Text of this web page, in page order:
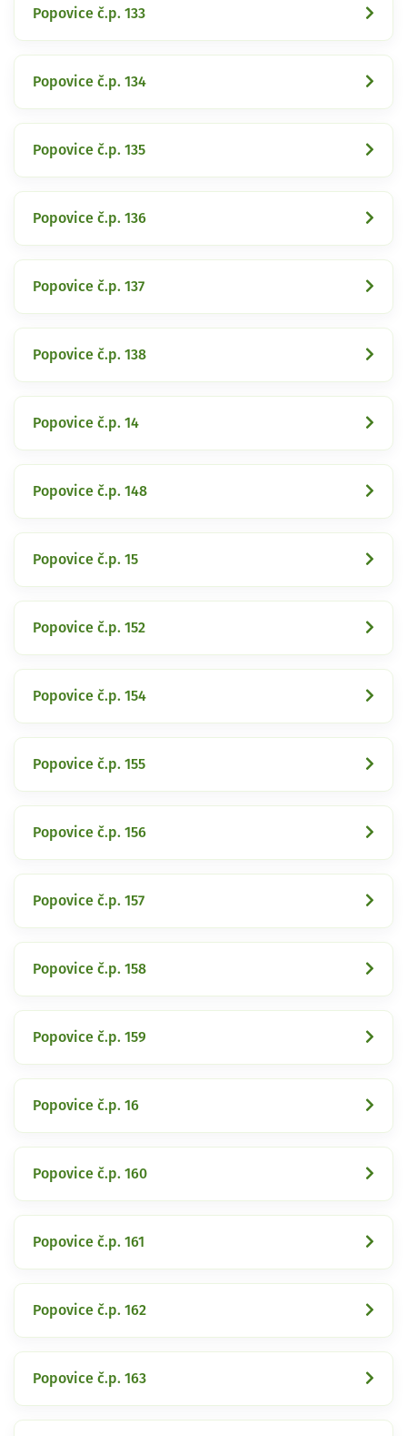
Popovice č.p. 133
Popovice č.p. 134
Popovice č.p. 135
Popovice č.p. 136
Popovice č.p. 137
Popovice č.p. 138
Popovice č.p. 14
Popovice č.p. 148
Popovice č.p. 15
Popovice č.p. 152
Popovice č.p. 154
Popovice č.p. 155
Popovice č.p. 156
Popovice č.p. 157
Popovice č.p. 158
Popovice č.p. 159
Popovice č.p. 16
Popovice č.p. 160
Popovice č.p. 161
Popovice č.p. 162
Popovice č.p. 163